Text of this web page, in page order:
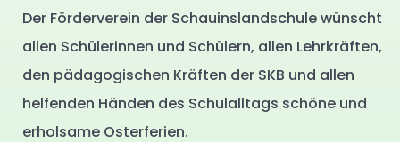
Der Förderverein der Schauinslandschule wünscht
allen Schülerinnen und Schülern, allen Lehrkräften,
den pädagogischen Kräften der SKB und allen
helfenden Händen des Schulalltags schöne und
erholsame Osterferien.